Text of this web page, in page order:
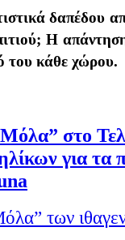
δαπέδου
Η
του κάθε χώρου.
στο
για τα